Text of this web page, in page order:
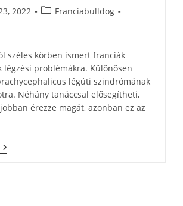
2022
Franciabulldog
széles körben ismert franciák
légzési problémákra. Különösen
légúti szindrómának
Néhány tanáccsal elősegítheti,
érezze magát, azonban ez az